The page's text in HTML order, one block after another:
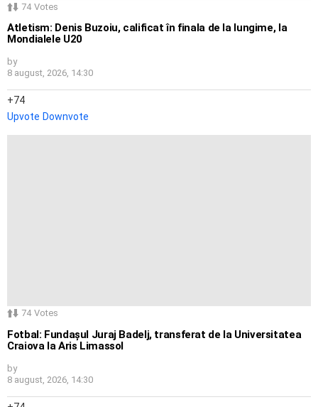
74 Votes
Atletism: Denis Buzoiu, calificat în finala de la lungime, la
Mondialele U20
by
8 august, 2026, 14:30
74
Upvote Downvote
74 Votes
Fotbal: Fundașul Juraj Badelj, transferat de la Universitatea
Craiova la Aris Limassol
by
8 august, 2026, 14:30